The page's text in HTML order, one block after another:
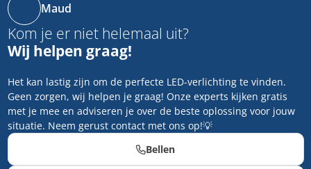
Maud
Kom je er niet helemaal uit?
Wij helpen graag!
Het kan lastig zijn om de perfecte LED-verlichting te vinden.
Geen zorgen, wij helpen je graag! Onze experts kijken gratis
met je mee en adviseren je over de beste oplossing voor jouw
situatie. Neem gerust contact met ons op!💡
Bellen